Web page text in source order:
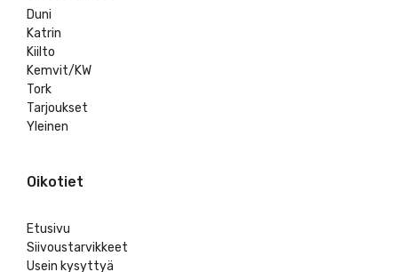
Duni
Katrin
Kiilto
Kemvit/KW
Tork
Tarjoukset
Yleinen
Oikotiet
Etusivu
Siivoustarvikkeet
Usein kysyttyä